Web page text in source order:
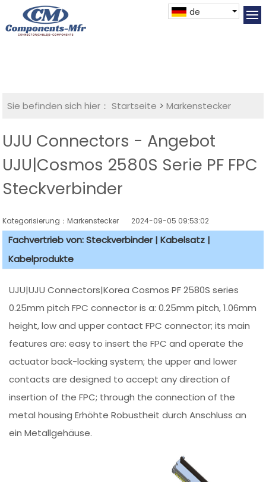
de
Sie befinden sich hier： Startseite >Markenstecker
UJU Connectors - Angebot
UJU|Cosmos 2580S Serie PF FPC
Steckverbinder
Kategorisierung：Markenstecker 2024-09-05 09:53:02
Fachvertrieb von: Steckverbinder | Kabelsatz |
Kabelprodukte
UJU|UJU Connectors|Korea Cosmos PF 2580S series
0.25mm pitch FPC connector is a: 0.25mm pitch, 1.06mm
height, low and upper contact FPC connector; its main
features are: easy to insert the FPC and operate the
actuator back-locking system; the upper and lower
contacts are designed to accept any direction of
insertion of the FPC; through the connection of the
metal housing Erhöhte Robustheit durch Anschluss an
ein Metallgehäuse.